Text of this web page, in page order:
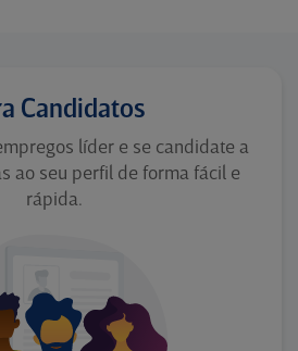
Candidatos
líder e se candidate a
ao seu perfil de forma fácil e
rápida.